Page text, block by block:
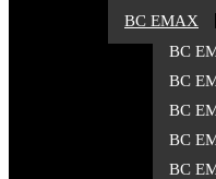
BC EMAX
BC
BC
BC
BC
BC